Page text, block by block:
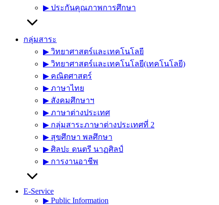
▶︎ ประกันคุณภาพการศึกษา
กลุ่มสาระ
▶︎ วิทยาศาสตร์และเทคโนโลยี
▶︎ วิทยาศาสตร์และเทคโนโลยี(เทคโนโลยี)
▶︎ คณิตศาสตร์
▶︎ ภาษาไทย
▶︎ สังคมศึกษาฯ
▶︎ ภาษาต่างประเทศ
▶︎ กลุ่มสาระภาษาต่างประเทศที่ 2
▶︎ สุขศึกษา พลศึกษา
▶︎ ศิลปะ ดนตรี นาฏศิลป์
▶︎ การงานอาชีพ
E-Service
▶︎ Public Information